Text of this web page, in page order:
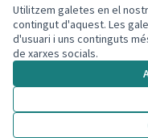
Utilitzem galetes en el
contingut d'aquest. Les
d'usuari i uns continguts
de xarxes socials.
Termes i condicions d'ús
Configuració de les galetes
Decidim Calafell a X
(Enllaç extern)
Decidim Calafell a
Decidim Calafell
Decidim
(Enllaç extern)
Web creada ambprogramari